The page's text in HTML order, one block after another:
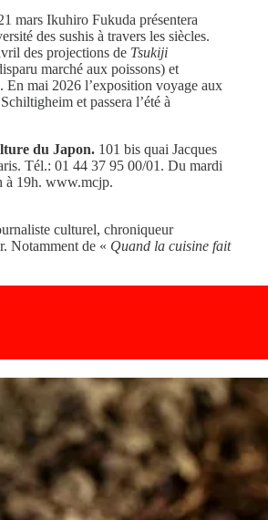
mars Ikuhiro Fukuda présentera
des sushis à travers les siècles.
des projections de Tsukiji
marché aux poissons) et
. En mai 2026 l’exposition voyage aux
et passera l’été à
du Japon. 101 bis quai Jacques
Tél.: 01 44 37 95 00/01. Du mardi
à 19h. www.mcjp.
culturel, chroniqueur
Notamment de « Quand la cuisine fait